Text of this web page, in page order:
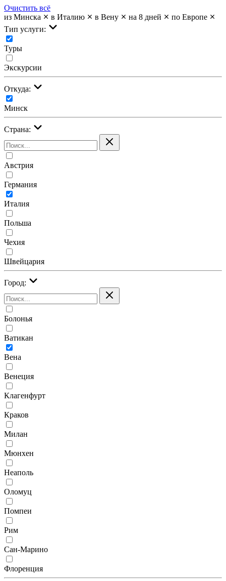
Очистить всё
из Минска
в Италию в Вену на 8 дней
по Европе
Тип услуги:
Туры
Экскурсии
Откуда:
Минск
Страна:
Австрия
Германия
Италия
Польша
Чехия
Швейцария
Город:
Болонья
Ватикан
Вена
Венеция
Клагенфурт
Краков
Милан
Мюнхен
Неаполь
Оломуц
Помпеи
Рим
Сан-Марино
Флоренция